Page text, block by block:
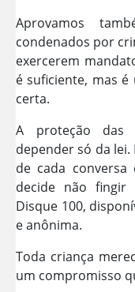
Aprovamos
condenados por
exercerem
é suficiente, mas
certa.
A proteção das
depender só da
de cada
decide não fingir
Disque 100,
e anônima.
Toda criança
um compromisso